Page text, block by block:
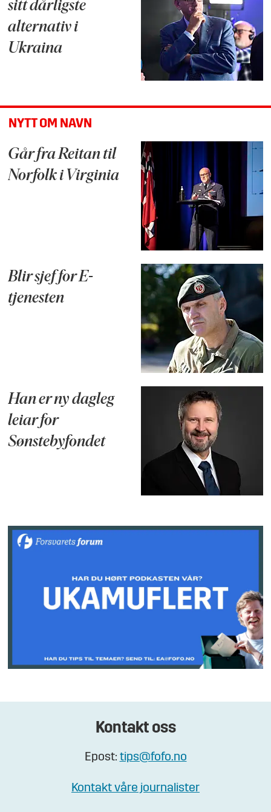
sitt dårligste
alternativ i
Ukraina
NYTT OM NAVN
Går fra Reitan til
Norfolk i Virginia
Blir sjef for E-
tjenesten
Han er ny dagleg
leiar for
Sønstebyfondet
Kontakt oss
Epost: tips@fofo.no
Kontakt våre journalister